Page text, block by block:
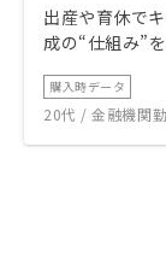
出産や育休で
成の“仕組み”
購入時データ
20代 / 金融機関